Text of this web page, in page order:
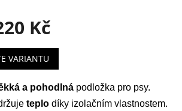
Kč
VARIANTU
a pohodlná podložka pro psy.
teplodíky izolačním vlastnostem.